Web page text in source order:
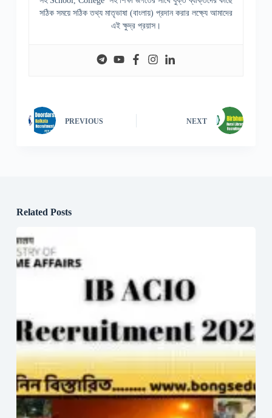
সঠিক সময়ে সঠিক তথ্য মাতৃভাষা (বাংলায়) প্রদান করার লক্ষ্যে আমাদের
এই ক্ষুদ্র প্রয়াস।
PREVIOUS NEXT
Related Posts